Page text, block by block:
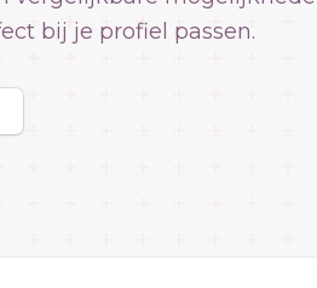
bij je profiel passen.